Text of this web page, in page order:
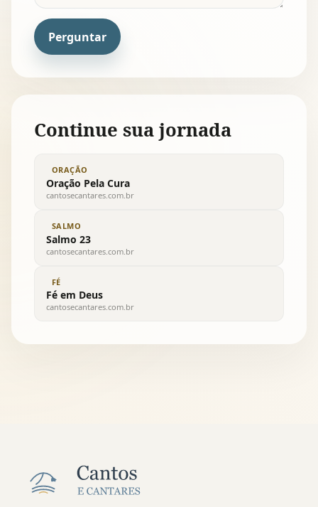
Perguntar
Continue sua jornada
ORAÇÃO
Oração Pela Cura
cantosecantares.com.br
SALMO
Salmo 23
cantosecantares.com.br
FÉ
Fé em Deus
cantosecantares.com.br